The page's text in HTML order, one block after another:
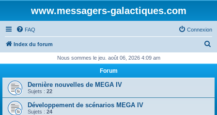
www.messagers-galactiques.com
FAQ Connexion
Index du forum
h
Nous sommes le jeu. août 06, 2026 4:09 am
Forum
Dernière nouvelles de MEGA IV
Sujets : 22
Développement de scénarios MEGA IV
Sujets : 24